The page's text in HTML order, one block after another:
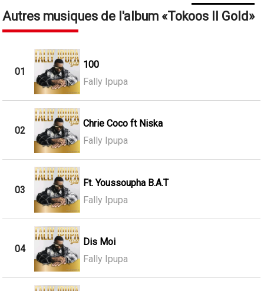
Autres musiques de l'album Tokoos II Gold
01
100
Fally Ipupa
02
Chrie Coco ft Niska
Fally Ipupa
03
Ft. Youssoupha B.A.T
Fally Ipupa
04
Dis Moi
Fally Ipupa